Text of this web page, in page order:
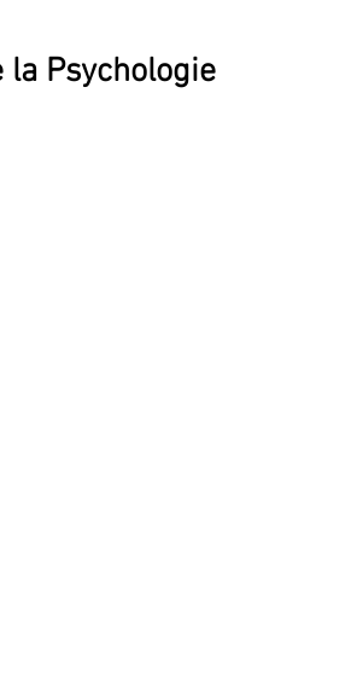
la Psychologie